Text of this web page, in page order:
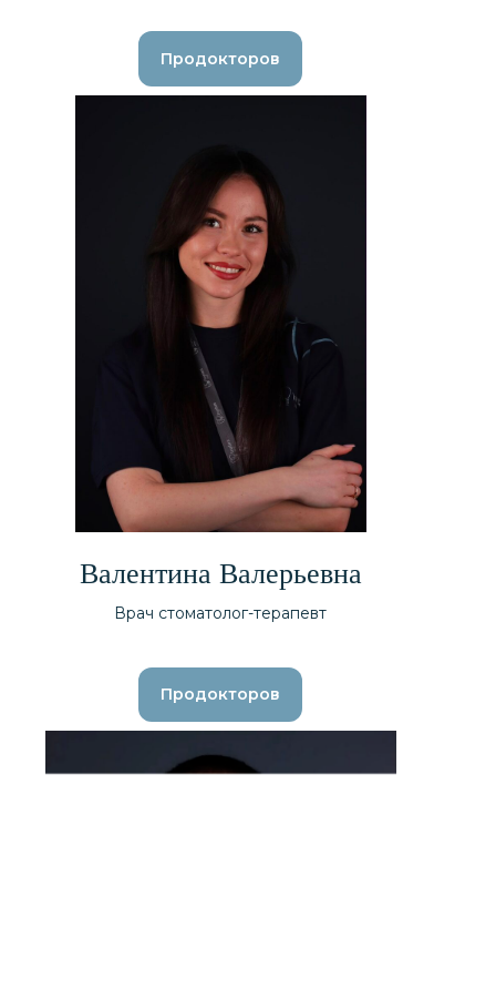
Продокторов
Валентина Валерьевна
Врач стоматолог-терапевт
Продокторов